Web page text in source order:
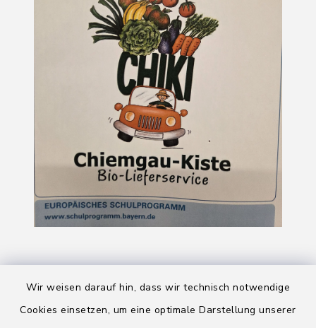
Wir weisen darauf hin, dass wir technisch notwendige
Cookies einsetzen, um eine optimale Darstellung unserer